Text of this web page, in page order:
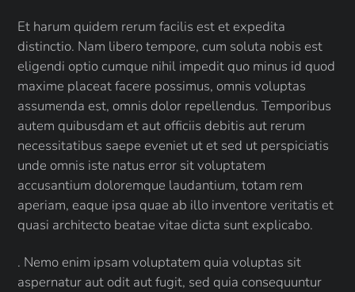
Et harum quidem rerum facilis est et expedita
distinctio. Nam libero tempore, cum soluta nobis est
eligendi optio cumque nihil impedit quo minus id quod
maxime placeat facere possimus, omnis voluptas
assumenda est, omnis dolor repellendus. Temporibus
autem quibusdam et aut officiis debitis aut rerum
necessitatibus saepe eveniet ut et sed ut perspiciatis
unde omnis iste natus error sit voluptatem
accusantium doloremque laudantium, totam rem
aperiam, eaque ipsa quae ab illo inventore veritatis et
quasi architecto beatae vitae dicta sunt explicabo.
. Nemo enim ipsam voluptatem quia voluptas sit
aspernatur aut odit aut fugit, sed quia consequuntur